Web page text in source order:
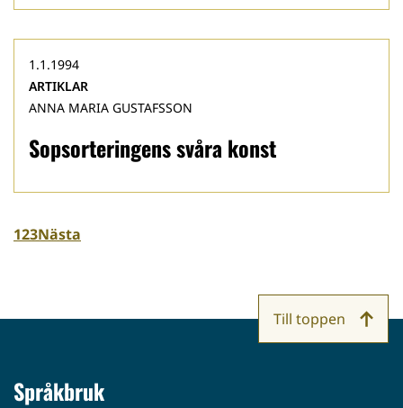
Sopsorteringens svåra konst
1.1.1994
ARTIKLAR
ANNA MARIA GUSTAFSSON
123Nästa
Språkbruk
Till toppen